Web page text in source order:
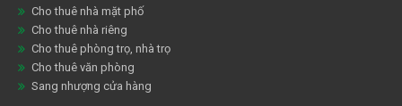
Cho thuê nhà mặt phố
Cho thuê nhà riêng
Cho thuê phòng trọ, nhà trọ
Cho thuê văn phòng
Sang nhượng cửa hàng